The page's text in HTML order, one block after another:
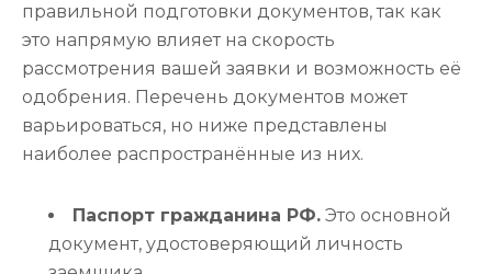
правильной подготовки документов, так как
это напрямую влияет на скорость
рассмотрения вашей заявки и возможность её
одобрения. Перечень документов может
варьироваться, но ниже представлены
наиболее распространённые из них.
Паспорт гражданина РФ. Это основной
документ, удостоверяющий личность